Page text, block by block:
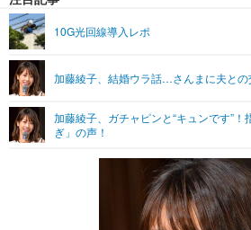
グラビア
ショッピング
ライフTOP
リリース一覧
プッシュ通知の停止方法
10G光回線導入レポ
加藤綾子、結婚ウラ話…さんまに夫との
加藤綾子、ガチャピンと“キュンです”
ぎ」の声！